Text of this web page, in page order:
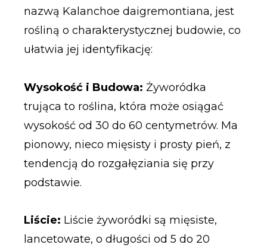
nazwą Kalanchoe daigremontiana, jest
rośliną o charakterystycznej budowie, co
ułatwia jej identyfikację:
Wysokość i Budowa: Żyworódka
trująca to roślina, która może osiągać
wysokość od 30 do 60 centymetrów. Ma
pionowy, nieco mięsisty i prosty pień, z
tendencją do rozgałęziania się przy
podstawie.
Liście: Liście żyworódki są mięsiste,
lancetowate, o długości od 5 do 20